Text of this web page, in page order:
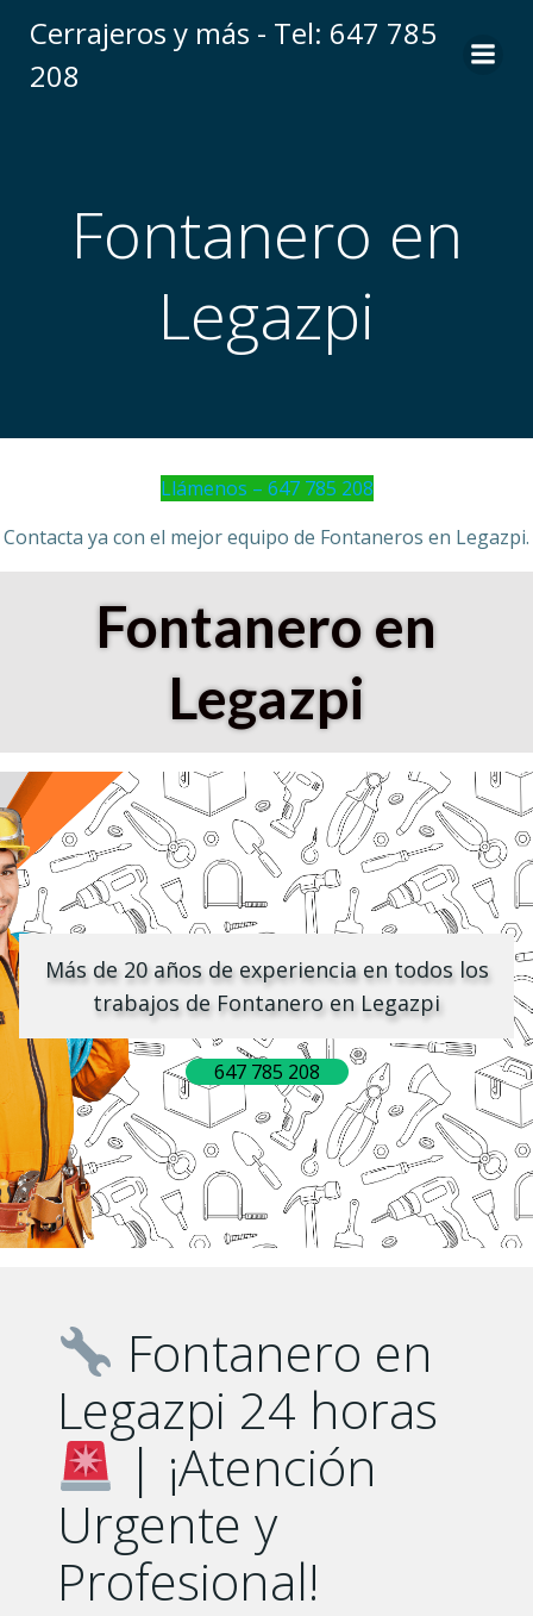
Cerrajeros y más - Tel: 647 785
208
Fontanero en
Legazpi
Llámenos – 647 785 208
Contacta ya con el mejor equipo de Fontaneros en Legazpi.
Fontanero en
Legazpi
Más de 20 años de experiencia en todos los
trabajos de Fontanero en Legazpi
647 785 208
Fontanero en
Legazpi 24 horas
| ¡Atención
Urgente y
Profesional!